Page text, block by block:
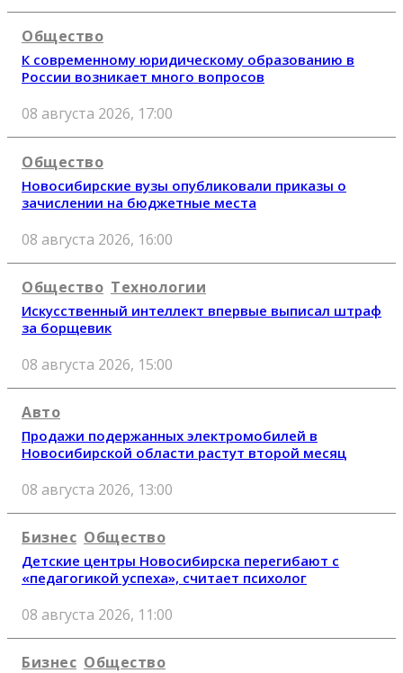
Общество
К современному юридическому образованию в
России возникает много вопросов
08 августа 2026, 17:00
Общество
Новосибирские вузы опубликовали приказы о
зачислении на бюджетные места
08 августа 2026, 16:00
Общество Технологии
Искусственный интеллект впервые выписал штраф
за борщевик
08 августа 2026, 15:00
Авто
Продажи подержанных электромобилей в
Новосибирской области растут второй месяц
08 августа 2026, 13:00
Бизнес Общество
Детские центры Новосибирска перегибают с
«педагогикой успеха», считает психолог
08 августа 2026, 11:00
Бизнес Общество